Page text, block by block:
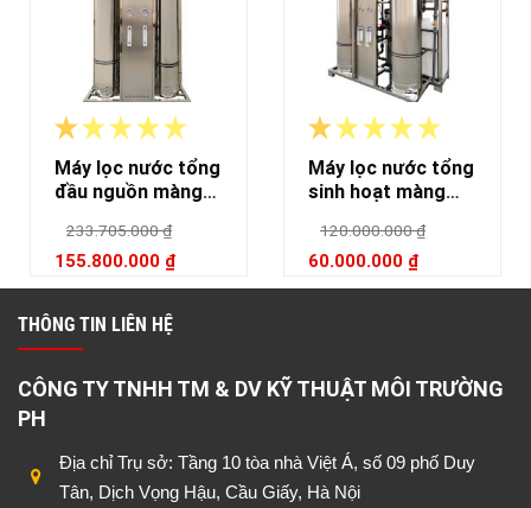
Máy lọc nước tổng
đầu nguồn màng
RO
233.705.000₫
155.800.000 ₫
MUA NGAY
Máy lọc nước tổng
sinh hoạt màng
không RO
120.000.000₫
60.000.000 ₫
THÔNG TIN LIÊN HỆ
CÔNG TY TNHH TM & DV KỸ THUẬT MÔI TRƯỜNG
PH
Địa chỉ Trụ sở: Tầng 10 tòa nhà Việt Á, số 09 phố Duy
Tân, Dịch Vọng Hậu, Cầu Giấy, Hà Nội